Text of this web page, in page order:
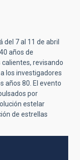
del 7 al 11 de abril
años de
revisando
los investigadores
años 80. El evento
por
estelar
de estrellas